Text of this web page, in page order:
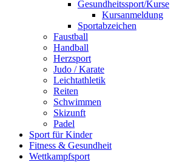
Gesundheitssport/Kurse
Kursanmeldung
Sportabzeichen
Faustball
Handball
Herzsport
Judo / Karate
Leichtathletik
Reiten
Schwimmen
Skizunft
Padel
Sport für Kinder
Fitness & Gesundheit
Wettkampfsport